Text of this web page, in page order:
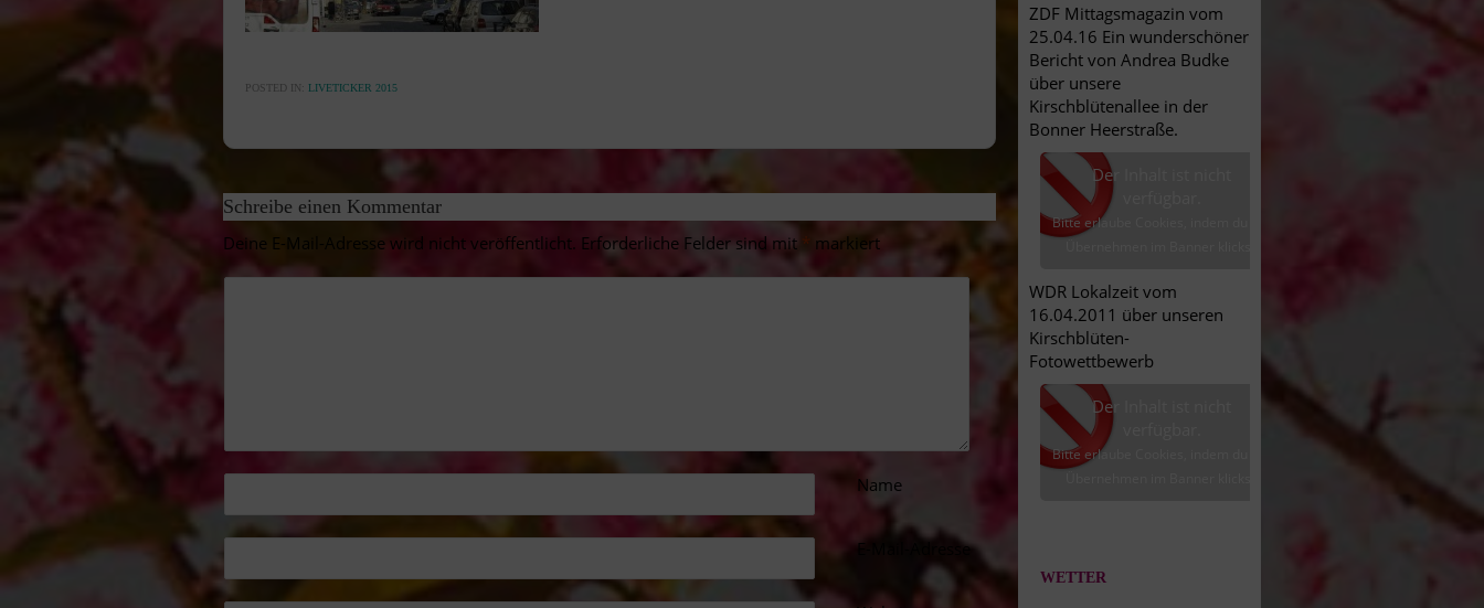
POSTED IN: LIVETICKER 2015
Schreibe einen Kommentar
Deine E-Mail-Adresse wird nicht veröffentlicht. Erforderliche Felder sind mit * markiert
Name
E-Mail-Adresse
ZDF Mittagsmagazin vom
25.04.16 Ein wunderschöner
Bericht von Andrea Budke
über unsere
Kirschblütenallee in der
Bonner Heerstraße.
Der Inhalt ist nicht
Bitte erlaube Cookies, indem du auf
WDR Lokalzeit vom
16.04.2011 über unseren
Kirschblüten-
Fotowettbewerb
Der Inhalt ist nicht
Bitte erlaube Cookies, indem du auf
WETTER